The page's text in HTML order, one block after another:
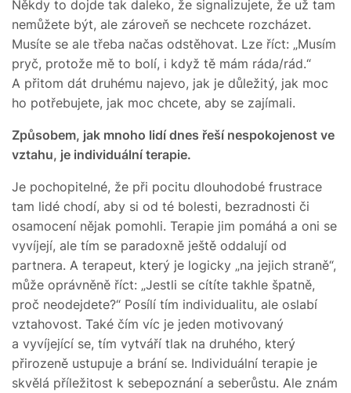
Někdy to dojde tak daleko, že signalizujete, že už tam
nemůžete být, ale zároveň se nechcete rozcházet.
Musíte se ale třeba načas odstěhovat. Lze říct: „Musím
pryč, protože mě to bolí, i když tě mám ráda/rád.“
A přitom dát druhému najevo, jak je důležitý, jak moc
ho potřebujete, jak moc chcete, aby se zajímali.
Způsobem, jak mnoho lidí dnes řeší nespokojenost ve
vztahu, je individuální terapie.
Je pochopitelné, že při pocitu dlouhodobé frustrace
tam lidé chodí, aby si od té bolesti, bezradnosti či
osamocení nějak pomohli. Terapie jim pomáhá a oni se
vyvíjejí, ale tím se paradoxně ještě oddalují od
partnera. A terapeut, který je logicky „na jejich straně“,
může oprávněně říct: „Jestli se cítíte takhle špatně,
proč neodejdete?“ Posílí tím individualitu, ale oslabí
vztahovost. Také čím víc je jeden motivovaný
a vyvíjející se, tím vytváří tlak na druhého, který
přirozeně ustupuje a brání se. Individuální terapie je
skvělá příležitost k sebepoznání a seberůstu. Ale znám